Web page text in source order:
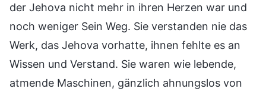
der Jehova nicht mehr in ihren Herzen war und
noch weniger Sein Weg. Sie verstanden nie das
Werk, das Jehova vorhatte, ihnen fehlte es an
Wissen und Verstand. Sie waren wie lebende,
atmende Maschinen, gänzlich ahnungslos von